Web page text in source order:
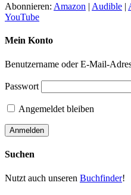
Abonnieren: Amazon | Audible |
YouTube
Mein Konto
Benutzername oder E-Mail-
Passwort
Angemeldet bleiben
Suchen
Nutzt auch unseren Buchfinder!